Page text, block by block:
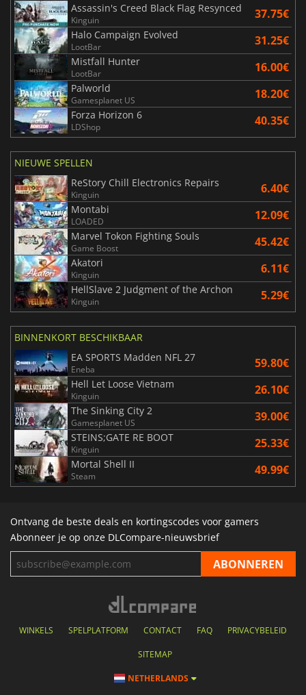
Assassin's Creed Black Flag Resynced
Kinguin 37.75€
Halo Campaign Evolved
LootBar 31.25€
Mistfall Hunter
LootBar 16.00€
Palworld
Gamesplanet US 18.20€
Forza Horizon 6
LDShop 40.35€
NIEUWE SPELLEN
ReStory Chill Electronics Repairs
Kinguin 6.40€
Montabi
LOADED 12.09€
Marvel Tokon Fighting Souls
Game Boost 45.42€
Akatori
Kinguin 6.11€
HellSlave 2 Judgment of the Archon
Kinguin 5.29€
BINNENKORT BESCHIKBAAR
EA SPORTS Madden NFL 27
Eneba 59.80€
Hell Let Loose Vietnam
Kinguin 26.10€
The Sinking City 2
Gamesplanet US 39.00€
STEINS;GATE RE BOOT
Kinguin 25.33€
Mortal Shell II
Steam 49.99€
Ontvang de beste deals en kortingscodes voor gamers
Abonneer je op onze DLCompare-nieuwsbrief
WINKELS SPELPLATFORM CONTACT FAQ PRIVACYBELEID
SITEMAP
NETHERLANDS